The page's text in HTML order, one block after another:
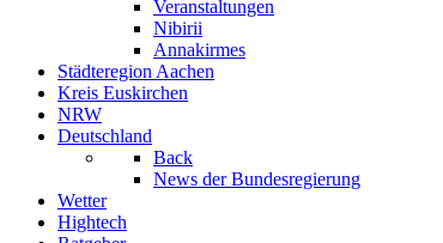
Veranstaltungen
Nibirii
Annakirmes
Städteregion Aachen
Kreis Euskirchen
NRW
Deutschland
Back
News der Bundesregierung
Wetter
Hightech